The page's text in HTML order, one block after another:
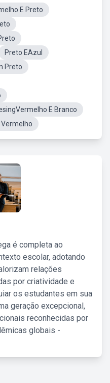
E Preto
Preto EAzul
Preto
E Branco
Vermelho
é completa ao
escolar, adotando
relações
por criatividade e
os estudantes em sua
geração excepcional,
reconhecidas por
globais -